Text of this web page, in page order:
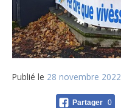
Publié le 28 novembre 2022
Partager 0